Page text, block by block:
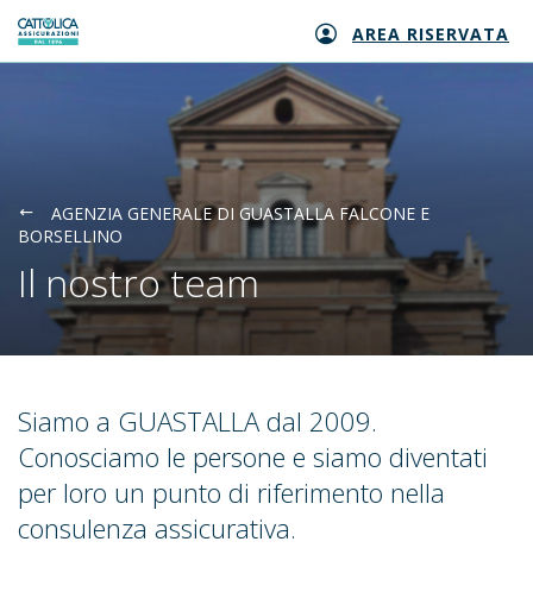
Generali logo AREA RISERVATA
AGENZIA GENERALE DI GUASTALLA FALCONE E
BORSELLINO
Il nostro team
Siamo a GUASTALLA dal 2009.
Conosciamo le persone e siamo diventati
per loro un punto di riferimento nella
consulenza assicurativa.